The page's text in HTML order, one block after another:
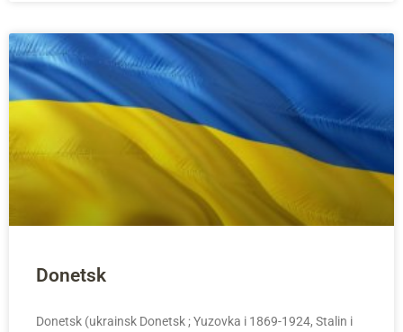
Donetsk
Donetsk (ukrainsk Donetsk ; Yuzovka i 1869-1924, Stalin i